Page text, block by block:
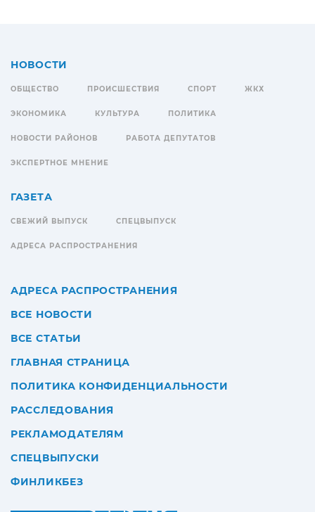
НОВОСТИ
ОБЩЕСТВО ПРОИСШЕСТВИЯ СПОРТ ЖКХ
ЭКОНОМИКА КУЛЬТУРА ПОЛИТИКА
НОВОСТИ РАЙОНОВ РАБОТА ДЕПУТАТОВ
ЭКСПЕРТНОЕ МНЕНИЕ
ГАЗЕТА
СВЕЖИЙ ВЫПУСК СПЕЦВЫПУСК
АДРЕСА РАСПРОСТРАНЕНИЯ
АДРЕСА РАСПРОСТРАНЕНИЯ
ВСЕ НОВОСТИ
ВСЕ СТАТЬИ
ГЛАВНАЯ СТРАНИЦА
ПОЛИТИКА КОНФИДЕНЦИАЛЬНОСТИ
РАССЛЕДОВАНИЯ
РЕКЛАМОДАТЕЛЯМ
СПЕЦВЫПУСКИ
ФИНЛИКБЕЗ